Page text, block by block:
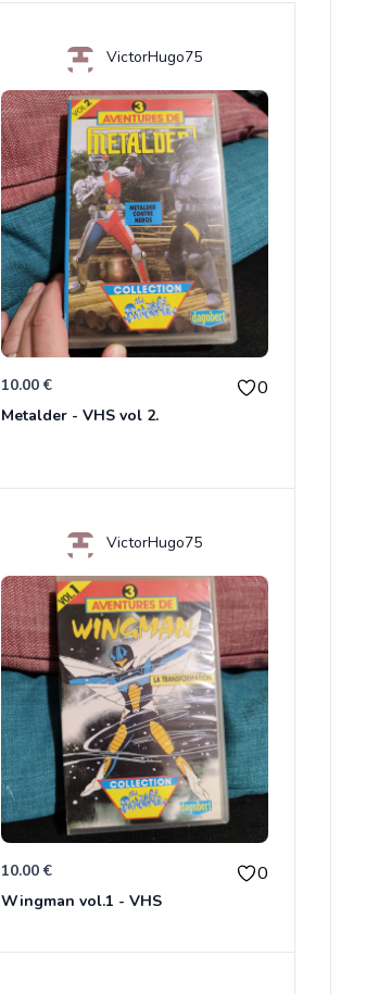
VictorHugo75
10.00 € 0
Metalder - VHS vol 2.
VictorHugo75
10.00 € 0
Wingman vol.1 - VHS